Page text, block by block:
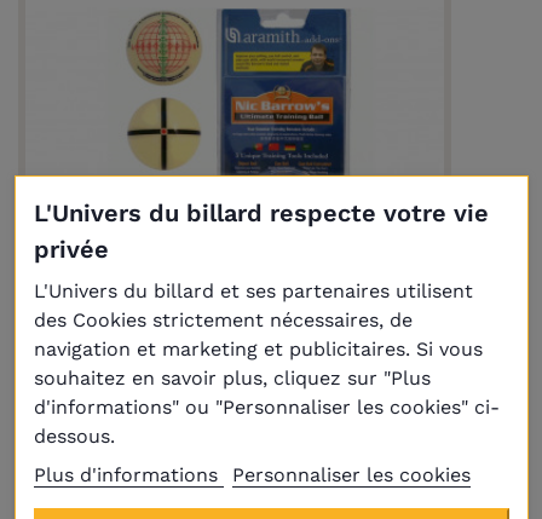
(3 avis)
Livraison Plus
Bille d'entrainement Ultimate Training
Ball by Nic Barrows
L'Univers du billard respecte votre vie
privée
L'Univers du billard et ses partenaires utilisent
des Cookies strictement nécessaires, de
navigation et marketing et publicitaires. Si vous
souhaitez en savoir plus, cliquez sur "Plus
d'informations" ou "Personnaliser les cookies" ci-
dessous.
Plus d'informations
Personnaliser les cookies